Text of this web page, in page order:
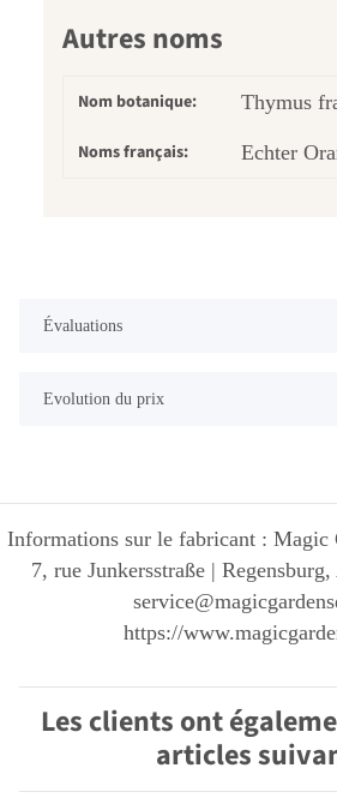
Autres noms
Nom botanique: Thymus
Noms français: Echter
Évaluations
Evolution du prix
Informations sur le fabricant : Magic
7, rue Junkersstraße |
https://
Les clients ont
articles